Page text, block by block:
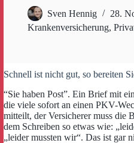
Sven Hennig
28.
Krankenversicherung,
Schnell ist nicht gut, so bereiten
“Sie haben Post”. Ein Brief mit
die viele sofort an einen PKV-
mitteilt, der Versicherer muss die
dem Schreiben so etwas wie:
„leider mussten wir“. Das ist gar